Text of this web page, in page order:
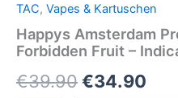
TAC, Vapes & Kartuschen
Happys Amsterdam
Forbidden Fruit –
€39.90€34.90